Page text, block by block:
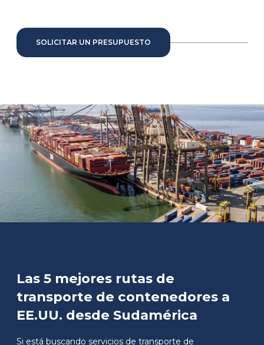
SOLICITAR UN PRESUPUESTO
Las 5 mejores rutas de
transporte de contenedores a
EE.UU. desde Sudamérica
Si está buscando servicios de transporte de